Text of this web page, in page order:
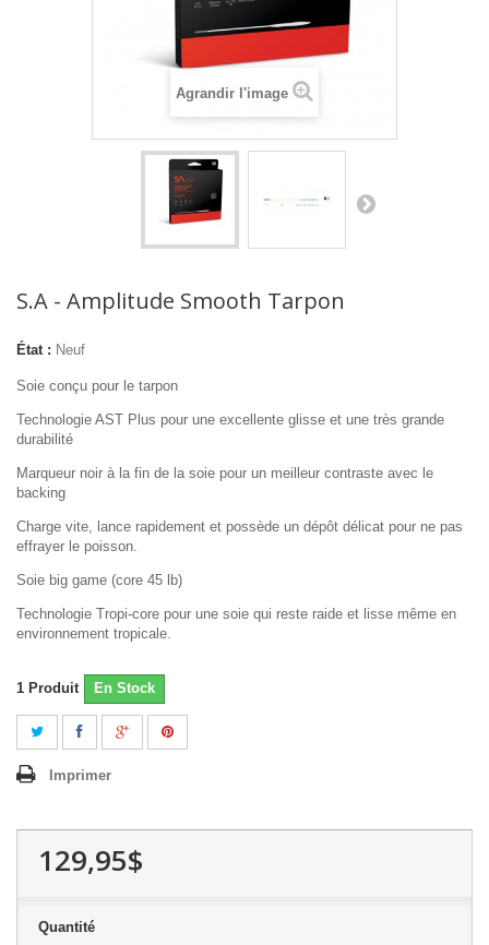
Agrandir l'image
S.A - Amplitude Smooth Tarpon
État : Neuf
Soie conçu pour le tarpon
Technologie AST Plus pour une excellente glisse et une très grande
durabilité
Marqueur noir à la fin de la soie pour un meilleur contraste avec le
backing
Charge vite, lance rapidement et possède un dépôt délicat pour ne pas
effrayer le poisson.
Soie big game (core 45 lb)
Technologie Tropi-core pour une soie qui reste raide et lisse même en
environnement tropicale.
1 Produit En Stock
Imprimer
129,95$
Quantité